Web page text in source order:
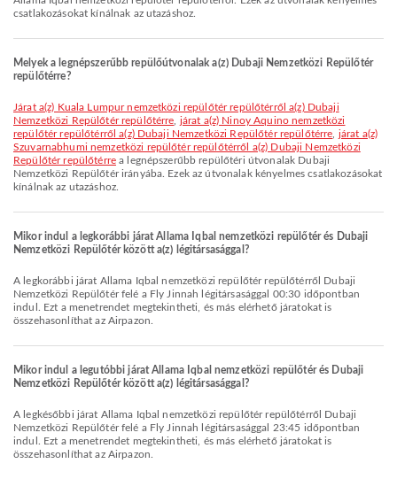
csatlakozásokat kínálnak az utazáshoz.
Melyek a legnépszerűbb repülőútvonalak a(z) Dubaji Nemzetközi Repülőtér
repülőtérre?
járat a(z) Kuala Lumpur nemzetközi repülőtér repülőtérről a(z) Dubaji
Nemzetközi Repülőtér repülőtérre járat a(z) Ninoy Aquino nemzetközi
repülőtér repülőtérről a(z) Dubaji Nemzetközi Repülőtér repülőtérre járat a(z)
Szuvarnabhumi nemzetközi repülőtér repülőtérről a(z) Dubaji Nemzetközi
Repülőtér repülőtérrea legnépszerűbb repülőtéri útvonalak Dubaji
Nemzetközi Repülőtér irányába. Ezek az útvonalak kényelmes csatlakozásokat
kínálnak az utazáshoz.
Mikor indul a legkorábbi járat Allama Iqbal nemzetközi repülőtér és Dubaji
Nemzetközi Repülőtér között a(z) légitársasággal?
A legkorábbi járat Allama Iqbal nemzetközi repülőtér repülőtérről Dubaji
Nemzetközi Repülőtér felé a Fly Jinnah légitársasággal 00:30 időpontban
indul. Ezt a menetrendet megtekintheti, és más elérhető járatokat is
összehasonlíthat az Airpazon.
Mikor indul a legutóbbi járat Allama Iqbal nemzetközi repülőtér és Dubaji
Nemzetközi Repülőtér között a(z) légitársasággal?
A legkésőbbi járat Allama Iqbal nemzetközi repülőtér repülőtérről Dubaji
Nemzetközi Repülőtér felé a Fly Jinnah légitársasággal 23:45 időpontban
indul. Ezt a menetrendet megtekintheti, és más elérhető járatokat is
összehasonlíthat az Airpazon.